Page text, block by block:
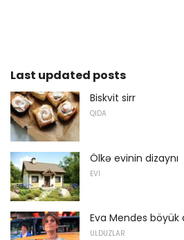
Last updated posts
Biskvit sirr
QIDA
Ölkə evinin dizaynı
EVI
Eva Mendes böyük
ULDUZLAR